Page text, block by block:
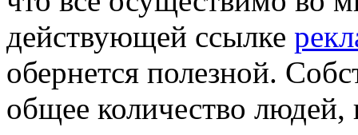
действующей ссылке
обернется полезной.
общее количество людей,